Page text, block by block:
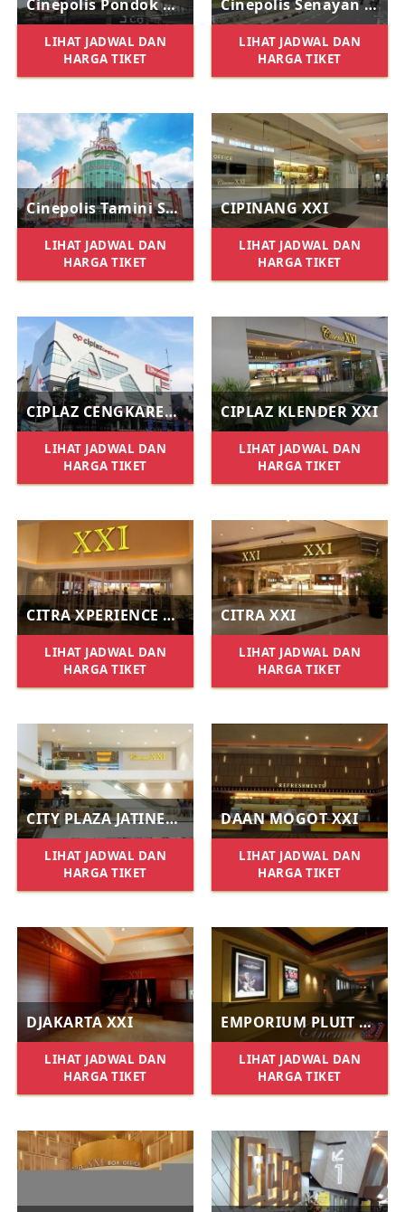
Cinepolis Pondok Kelapa Town Square
LIHAT JADWAL DAN
HARGA TIKET
Cinepolis Senayan Park
LIHAT JADWAL DAN
HARGA TIKET
Cinepolis Tamini Square
LIHAT JADWAL DAN
HARGA TIKET
CIPINANG XXI
LIHAT JADWAL DAN
HARGA TIKET
CIPLAZ CENGKARENG XXI
LIHAT JADWAL DAN
HARGA TIKET
CIPLAZ KLENDER XXI
LIHAT JADWAL DAN
HARGA TIKET
CITRA XPERIENCE XXI
LIHAT JADWAL DAN
HARGA TIKET
CITRA XXI
LIHAT JADWAL DAN
HARGA TIKET
CITY PLAZA JATINEGARA XXI
LIHAT JADWAL DAN
HARGA TIKET
DAAN MOGOT XXI
LIHAT JADWAL DAN
HARGA TIKET
DJAKARTA XXI
LIHAT JADWAL DAN
HARGA TIKET
EMPORIUM PLUIT XXI
LIHAT JADWAL DAN
HARGA TIKET